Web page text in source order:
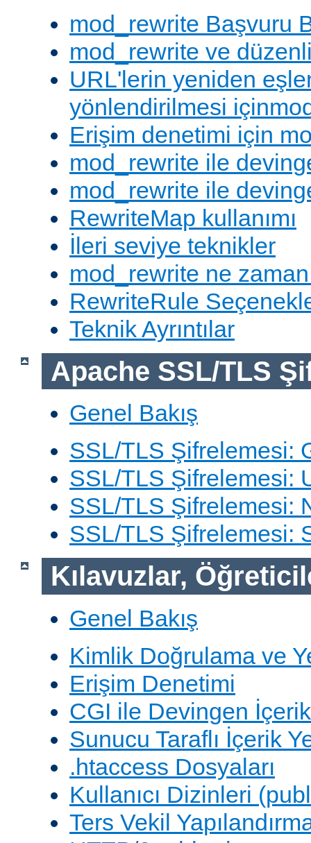
mod_rewrite Başvuru
mod_rewrite ve
URL'lerin yeniden
yönlendirilmesi
Erişim denetimi için
mod_rewrite ile
mod_rewrite ile
RewriteMap kullanımı
İleri seviye teknikler
mod_rewrite ne
RewriteRule
Teknik Ayrıntılar
Apache SSL/TLS
Genel Bakış
SSL/TLS Şifrelemesi:
SSL/TLS Şifrelemesi:
SSL/TLS Şifrelemesi:
SSL/TLS Şifrelemesi:
Kılavuzlar,
Genel Bakış
Kimlik Doğrulama ve
Erişim Denetimi
CGI ile Devingen İçerik
Sunucu Taraflı İçerik
.htaccess Dosyaları
Kullanıcı Dizinleri
Ters Vekil